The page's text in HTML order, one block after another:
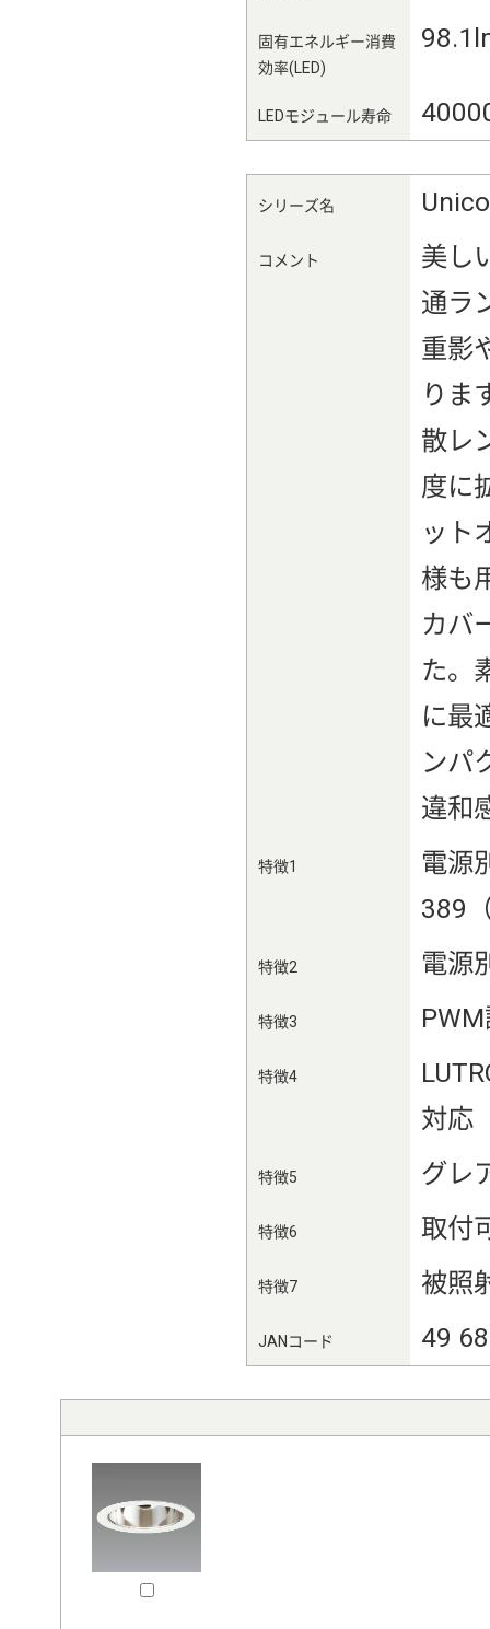
固有エネルギー消費
効率(LED)
LEDモジュール寿命
シリーズ名
コメント
美し
通ラ
重影
りま
散レ
度に
ット
様も
カバ
た。
に最
ンパ
違和
特徴1
電源
389
特徴2 電源
特徴3
特徴4
対応
特徴5 グレ
特徴6 取付
特徴7 被照
JANコード 49